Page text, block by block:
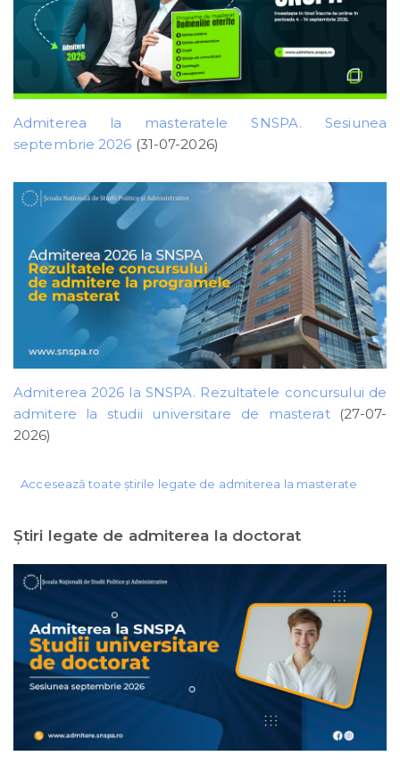
Admiterea la masteratele SNSPA. Sesiunea
septembrie 2026 (31-07-2026)
Admiterea 2026 la SNSPA. Rezultatele concursului de
admitere la studii universitare de masterat
(27-07-
2026)
Accesează toate știrile legate de admiterea la masterate
Ştiri legate de admiterea la doctorat